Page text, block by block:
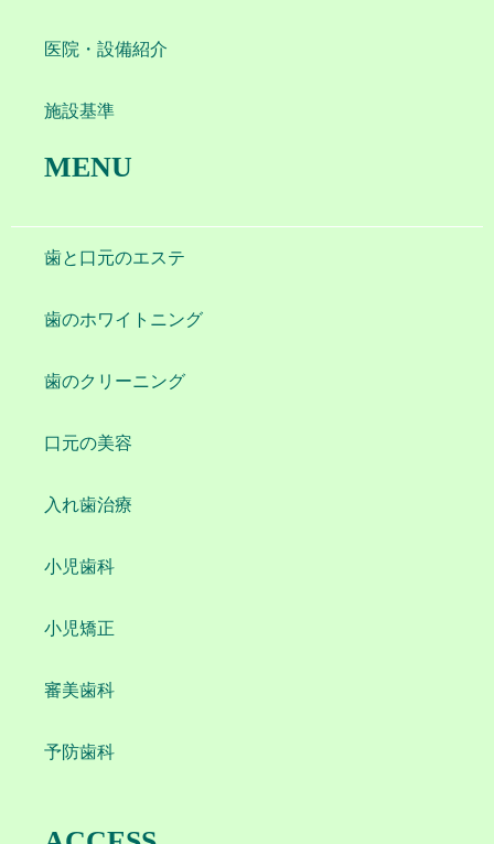
医院・設備紹介
施設基準
MENU
歯と口元のエステ
歯のホワイトニング
歯のクリーニング
口元の美容
入れ歯治療
小児歯科
小児矯正
審美歯科
予防歯科